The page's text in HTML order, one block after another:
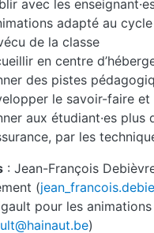
avec les
adapté au
de la classe
en centre
des pistes
le savoir-faire
aux étudiant·es plus
par les
: Jean-François
(
pour les animations
)